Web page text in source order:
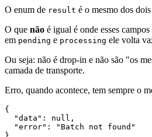
O enum de result é o mesmo dos
O que não é igual é onde esses
em pending e processing ele volta
Ou seja: não é drop-in e não são "os
camada de transporte.
Erro, quando acontece, tem sempre o
{
  "data": null,
  "error": "Batch not found"